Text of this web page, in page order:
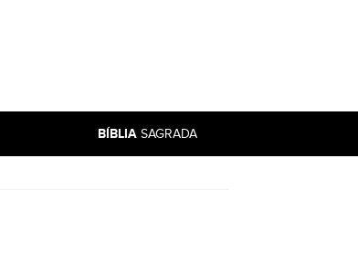
BÍBLIA SAGRADA